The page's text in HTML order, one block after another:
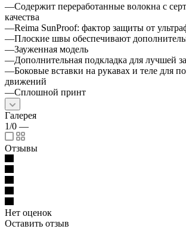
—Содержит переработанные волокна с
качества
—Reima SunProof: фактор защиты от
—Плоские швы обеспечивают
—Зауженная модель
—Дополнительная подкладка для лучшей
—Боковые вставки на рукавах и теле для
движений
—Сплошной принт
Галерея
1/0 —
Отзывы
Нет оценок
Оставить отзыв